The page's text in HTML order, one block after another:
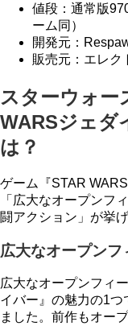
値段：通常版
ーム同）
開発元：
販売元：エレク
スターウォー
WARSジェダ
は？
ゲーム『STAR
「広大なオープンフ
闘アクション」が挙
広大なオープンフ
広大なオープンフィ
イバー』の魅力の1
ました。前作もオー